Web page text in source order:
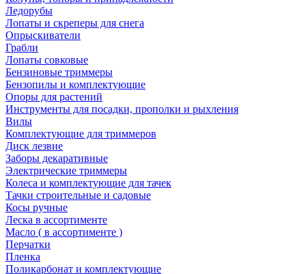
Ледорубы
Лопаты и скреперы для снега
Опрыскиватели
Грабли
Лопаты совковые
Бензиновые триммеры
Бензопилы и комплектующие
Опоры для растений
Инструменты для посадки, прополки и рыхления
Вилы
Комплектующие для триммеров
Диск лезвие
Заборы декаративные
Электрические триммеры
Колеса и комплектующие для тачек
Тачки строительные и садовые
Косы ручные
Леска в ассортименте
Масло ( в ассортименте )
Перчатки
Пленка
Поликарбонат и комплектующие